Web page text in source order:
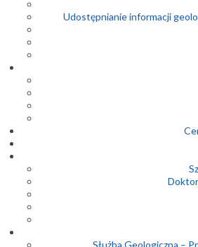
Udostępnianie informacji